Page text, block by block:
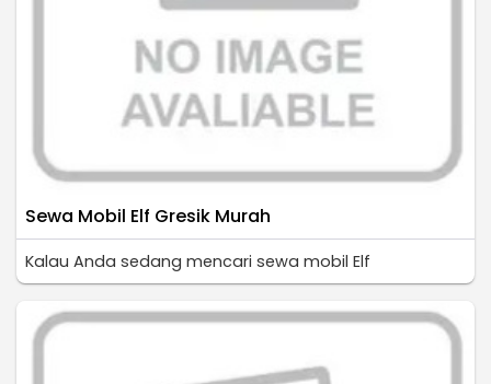
Sewa Mobil Elf Gresik Murah
Kalau Anda sedang mencari sewa mobil Elf